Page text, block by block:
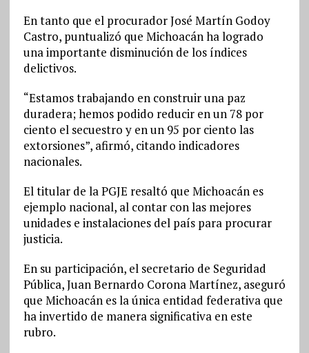
En tanto que el procurador José Martín Godoy
Castro, puntualizó que Michoacán ha logrado
una importante disminución de los índices
delictivos.
“Estamos trabajando en construir una paz
duradera; hemos podido reducir en un 78 por
ciento el secuestro y en un 95 por ciento las
extorsiones”, afirmó, citando indicadores
nacionales.
El titular de la PGJE resaltó que Michoacán es
ejemplo nacional, al contar con las mejores
unidades e instalaciones del país para procurar
justicia.
En su participación, el secretario de Seguridad
Pública, Juan Bernardo Corona Martínez, aseguró
que Michoacán es la única entidad federativa que
ha invertido de manera significativa en este
rubro.